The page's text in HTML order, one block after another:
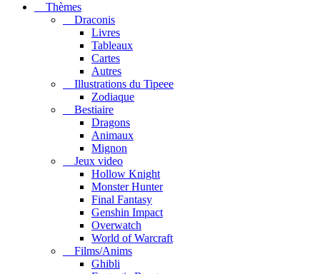
Thèmes
Draconis
Livres
Tableaux
Cartes
Autres
Illustrations du Tipeee
Zodiaque
Bestiaire
Dragons
Animaux
Mignon
Jeux video
Hollow Knight
Monster Hunter
Final Fantasy
Genshin Impact
Overwatch
World of Warcraft
Films/Anims
Ghibli